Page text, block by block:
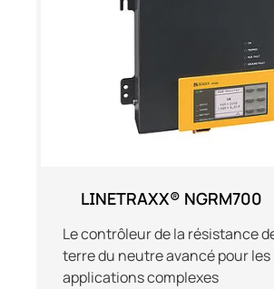
LINETRAXX® NGRM700
Le contrôleur de la résistance
terre du neutre avancé pour les
applications complexes